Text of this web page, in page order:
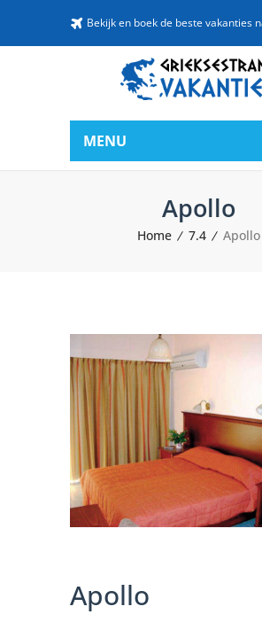
Bekijk en boek de beste vakanties
MENU
Apollo
Home 7.4 Apollo
Apollo